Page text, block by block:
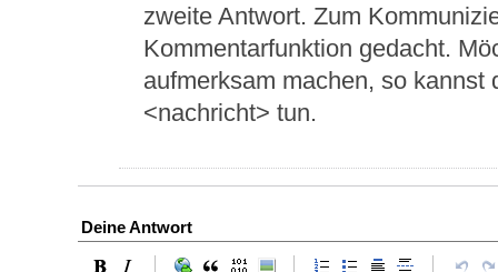
zweite Antwort. Zum
Kommentarfunktion gedacht.
aufmerksam machen, so kannst
<nachricht> tun.
Deine Antwort